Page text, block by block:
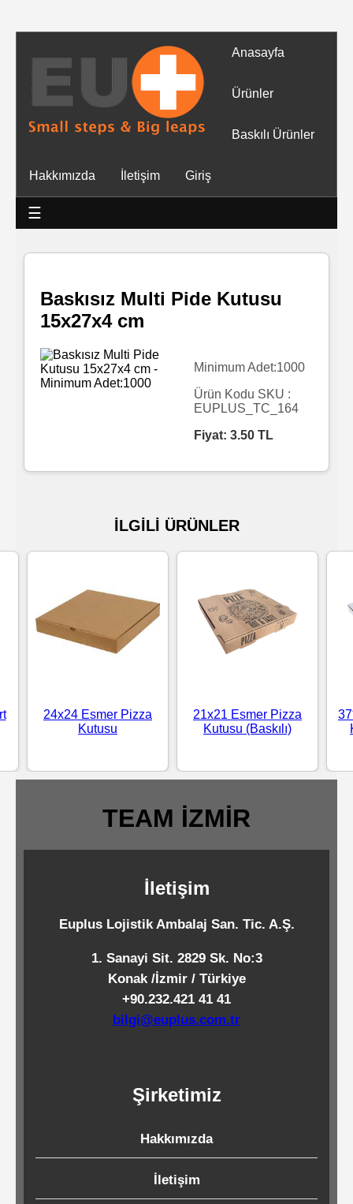
Anasayfa
Ürünler
Baskılı Ürünler
Hakkımızda İletişim Giriş
☰
Tüm
Ürünler
Mendiller
Baskılı
Islak
Rulo
Mendil
Islak
/
Mendiller
Bazlı
Mendiller
Kolonyalı
Standart
Mendiller
Pipetler
Ürünleri
Temizlik
Kimyasalları
Endüstriyel
Temizlik
Baskısız Multi Pide Kutusu
15x27x4 cm
Minimum Adet:1000
Ürün Kodu SKU :
EUPLUS_TC_164
Fiyat: 3.50 TL
İLGİLİ ÜRÜNLER
24x24 Esmer Pizza
Kutusu
21x21 Esmer Pizza
Kutusu (Baskılı)
TEAM İZMİR
İletişim
Euplus Lojistik Ambalaj San. Tic. A.Ş.
1. Sanayi Sit. 2829 Sk. No:3
Konak /İzmir / Türkiye
+90.232.421 41 41
bilgi@euplus.com.tr
Şirketimiz
Hakkımızda
İletişim